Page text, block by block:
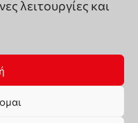
λειτουργίες και